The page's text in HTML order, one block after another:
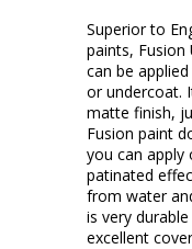
Superior to
paints, Fusion
can be
or undercoat.
matte finish,
Fusion paint
you can apply
patinated
from water
is very
excellent